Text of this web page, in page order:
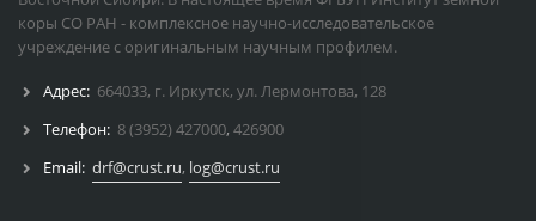
коры СО РАН - комплексное научно-исследовательское
учреждение с оригинальным научным профилем.
Адрес: 664033, г. Иркутск, ул. Лермонтова, 128
Телефон: 8 (3952) 427000, 426900
Email: drf@crust.ru, log@crust.ru